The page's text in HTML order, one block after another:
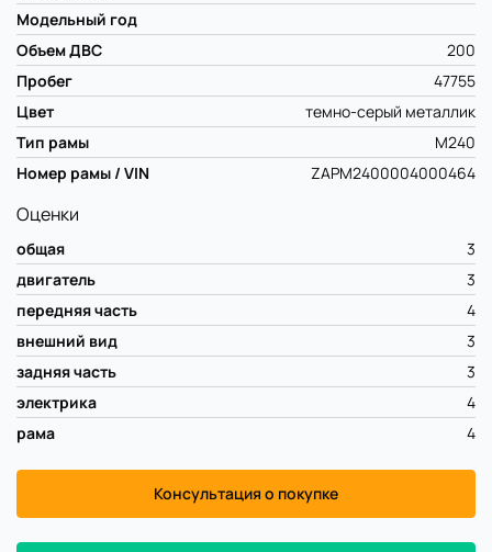
Модельный год
Объем ДВС
200
Пробег
47755
Цвет
темно-серый металлик
Тип рамы
M240
Номер рамы / VIN
ZAPM2400004000464
Оценки
общая
3
двигатель
3
передняя часть
4
внешний вид
3
задняя часть
3
электрика
4
рама
4
Консультация о покупке